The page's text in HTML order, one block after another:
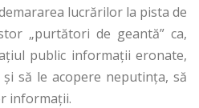
lucrărilor la pista de
„purtători de geantă” ca,
public informaţii eronate,
să le acopere neputinţa, să
informaţii.